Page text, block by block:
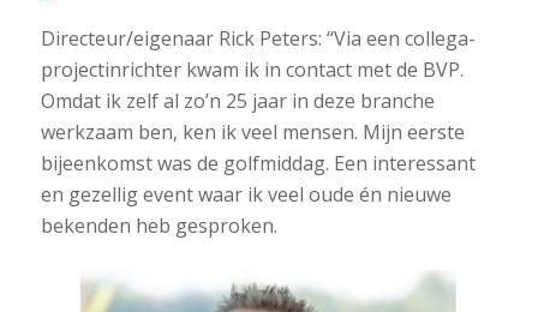
Directeur/eigenaar Rick Peters: “Via een collega-
projectinrichter kwam ik in contact met de BVP.
Omdat ik zelf al zo’n 25 jaar in deze branche
werkzaam ben, ken ik veel mensen. Mijn eerste
bijeenkomst was de golfmiddag. Een interessant
en gezellig event waar ik veel oude én nieuwe
bekenden heb gesproken.